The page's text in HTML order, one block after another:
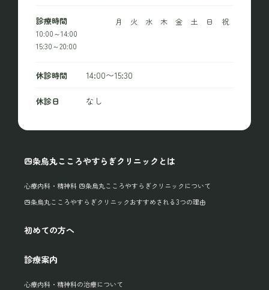
診療時間 月 火 水 木 金 土 日
祝
10:00～14:00
15:30～20:00
休診時間 14:00〜15:30
休診日 なし
四条烏丸こころやすらぎクリニックとは
心療内科・精神科 四条烏丸こころやすらぎクリニックについて
四条烏丸こころやすらぎクリニックおすすめされる3つの理由
初めての方へ
診療案内
心療内科・精神科の治療について